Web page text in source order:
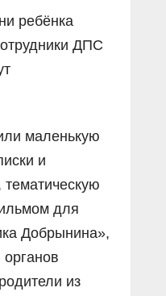
ребёнка
ДПС
маленькую
и
для
Добрынина»,
органов
из